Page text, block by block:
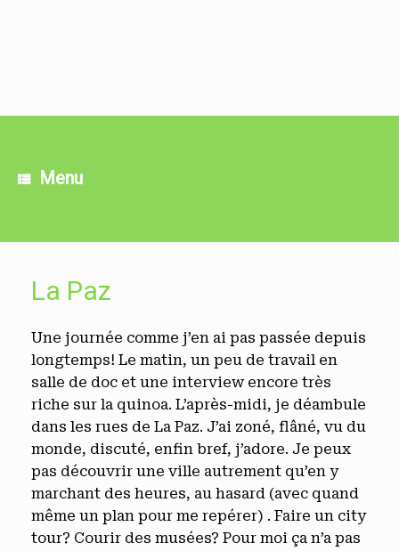
Menu
La Paz
Une journée comme j’en ai pas passée depuis
longtemps! Le matin, un peu de travail en
salle de doc et une interview encore très
riche sur la quinoa. L’après-midi, je déambule
dans les rues de La Paz. J’ai zoné, flâné, vu du
monde, discuté, enfin bref, j’adore. Je peux
pas découvrir une ville autrement qu’en y
marchant des heures, au hasard (avec quand
même un plan pour me repérer) . Faire un city
tour? Courir des musées? Pour moi ça n’a pas